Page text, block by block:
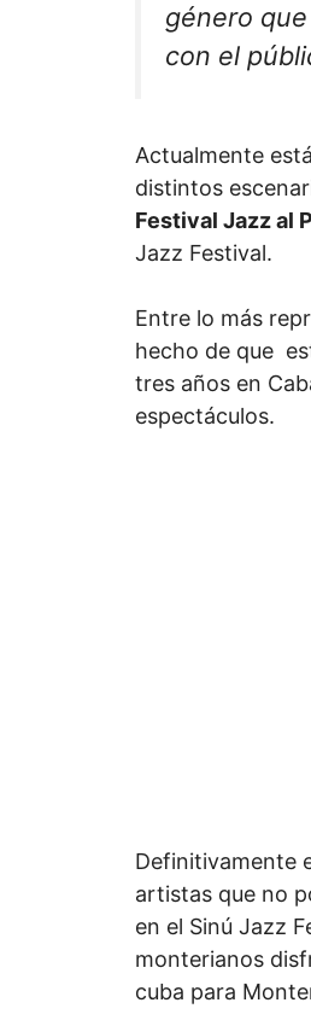
género
con el
Actualmente
distintos
Festival Jazz al
Jazz Festival.
Entre lo más
hecho de que
tres años en
espectáculos.
Definitivamente
artistas que no
en el Sinú Jazz
monterianos
cuba para